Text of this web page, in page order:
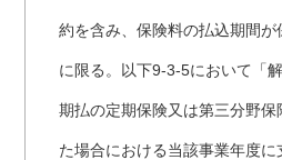
約を含み、保険料の払込期間
に限る。以下9-3-5において「
期払の定期保険又は第三分野保
た場合における当該事業年度に